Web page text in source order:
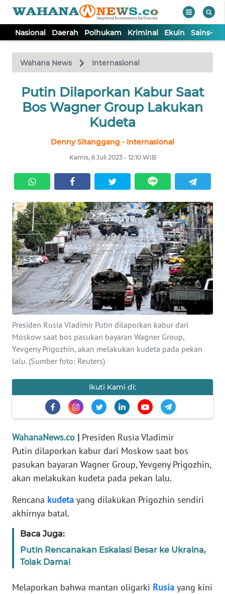
Nasional Daerah Polhukam Kriminal Ekuin Sains-
Wahana News Internasional
Putin Dilaporkan Kabur Saat
Bos Wagner Group Lakukan
Kudeta
Denny Sitanggang - Internasional
Kamis, 6 Juli 2023 - 12:10 WIB
Presiden Rusia Vladimir Putin dilaporkan kabur dari
Moskow saat bos pasukan bayaran Wagner Group,
Yevgeny Prigozhin, akan melakukan kudeta pada pekan
lalu. (Sumber foto: Reuters)
Ikuti Kami di:
WahanaNews.co | Presiden Rusia Vladimir
Putin dilaporkan kabur dari Moskow saat bos
pasukan bayaran Wagner Group, Yevgeny Prigozhin,
akan melakukan kudeta pada pekan lalu.
Rencana kudeta yang dilakukan Prigozhin sendiri
akhirnya batal.
Baca Juga:
Putin Rencanakan Eskalasi Besar ke Ukraina,
Tolak Damai
Melaporkan bahwa mantan oligarki Rusia yang kini
TV
Tutup
NASIONAL
POLHUKAM
KRIMINAL
EKUIN
SAINS-TEKNO
KESEHATAN
INTERNASIONAL
SERBA-SERBI
Informasi
INDEKS
KONTAK
INFO
IKLAN
TENTANG